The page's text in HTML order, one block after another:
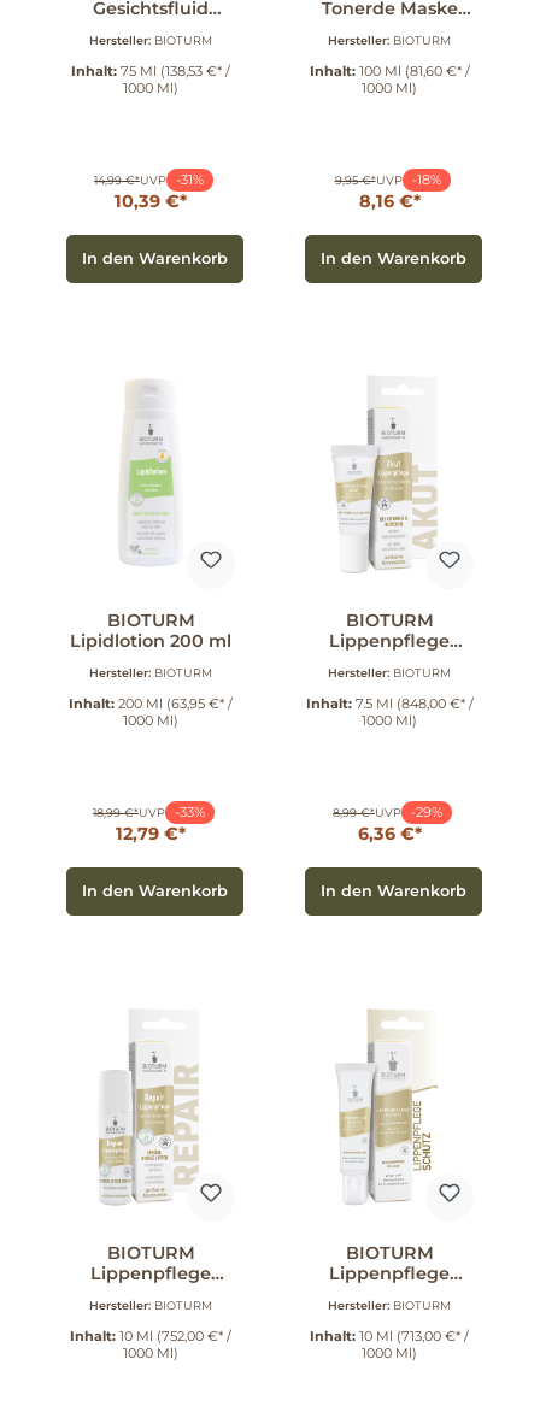
Gesichtsfluid
Hersteller: BIOTURM
Inhalt: 75 Ml (138,53 €* /
1000 Ml)
14,99 €*UVP -31%
10,39 €*
In den Warenkorb
Tonerde Maske
Hersteller: BIOTURM
Inhalt: 100 Ml (81,60 €* /
1000 Ml)
9,95 €*UVP -18%
8,16 €*
In den Warenkorb
BIOTURM
Lipidlotion 200 ml
Hersteller: BIOTURM
Inhalt: 200 Ml (63,95 €* /
1000 Ml)
18,99 €*UVP -33%
12,79 €*
In den Warenkorb
BIOTURM
Lippenpflege
Hersteller: BIOTURM
Inhalt: 7.5 Ml (848,00 €* /
1000 Ml)
8,99 €*UVP -29%
6,36 €*
In den Warenkorb
BIOTURM
Lippenpflege
Hersteller: BIOTURM
Inhalt: 10 Ml (752,00 €* /
1000 Ml)
BIOTURM
Lippenpflege
Hersteller: BIOTURM
Inhalt: 10 Ml (713,00 €* /
1000 Ml)